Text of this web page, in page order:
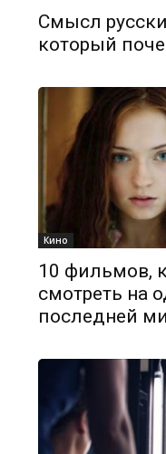
Смысл
который
Кино
10 фильмов,
смотреть на
последней